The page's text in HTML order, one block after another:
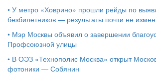
• У метро «Ховрино» прошли рейды по
безбилетников — результаты почти не
• Мэр Москвы объявил о завершении
Профсоюзной улицы
• В ОЭЗ «Технополис Москва» открыт
фотоники — Собянин